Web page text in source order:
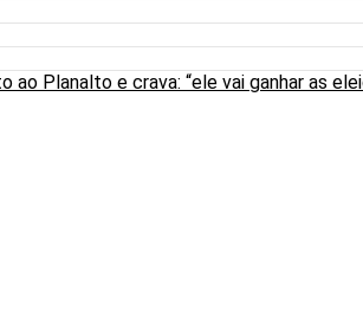
Planalto e crava: “ele vai ganhar as